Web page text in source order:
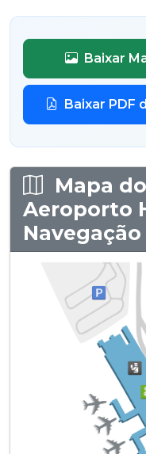
Baixar
Baixar PDF
Mapa
Aeroporto
Navegação